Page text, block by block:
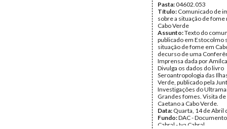
Pasta:04602.053
Título: Comunicado de
sobre a situação de fome
Cabo Verde
Assunto:Texto do
publicado em Estocolmo
situação de fome em
decurso de uma
Imprensa dada por
Divulga os dados do livro
Seroantropologia das
Verde, publicado pela
Investigações do
Grandes fomes. Visita
Caetano a Cabo Verde.
Data: Quarta, 14 de Abril
Fundo:DAC -
Cabral - Iva Cabral